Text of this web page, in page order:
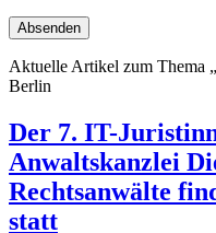
Aktuelle Artikel zum Thema
Berlin
Der 7. IT-
Anwaltskanzlei
Rechtsanwälte
statt